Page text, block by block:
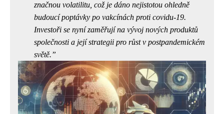
značnou volatilitu, což je dáno nejistotou ohledně
budoucí poptávky po vakcínách proti covidu-19.
Investoři se nyní zaměřují na vývoj nových produktů
společnosti a její strategii pro růst v postpandemickém
světě.